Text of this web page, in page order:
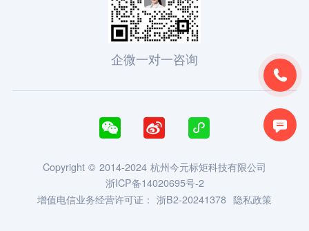


企微一对一咨询
  
Copyright © 2014-2024 杭州今元标矩科技有限公司
浙ICP备14020695号-2
增值电信业务经营许可证： 浙B2-20241378 隐私政策